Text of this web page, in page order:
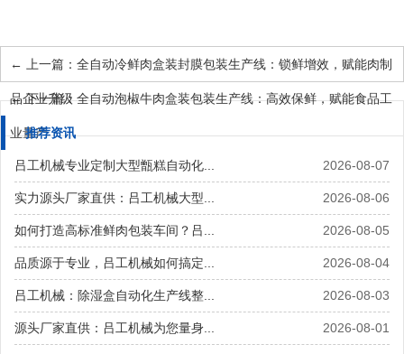
← 上一篇：全自动冷鲜肉盒装封膜包装生产线：锁鲜增效，赋能肉制
品企业升级
←下一篇：全自动泡椒牛肉盒装包装生产线：高效保鲜，赋能食品工
业量产
推荐资讯
2026-08-07
吕工机械专业定制大型甑糕自动化...
2026-08-06
实力源头厂家直供：吕工机械大型...
2026-08-05
如何打造高标准鲜肉包装车间？吕...
2026-08-04
品质源于专业，吕工机械如何搞定...
2026-08-03
吕工机械：除湿盒自动化生产线整...
2026-08-01
源头厂家直供：吕工机械为您量身...